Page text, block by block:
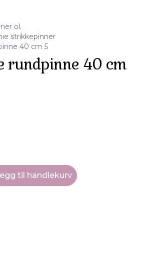
ol.
strikkepinner
40 cm 5
rundpinne 40 cm
til handlekurv